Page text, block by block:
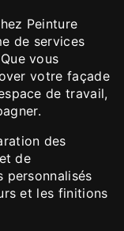
Peinture
de services
vous
votre façade
de travail,
des
de
personnalisés
et les finitions